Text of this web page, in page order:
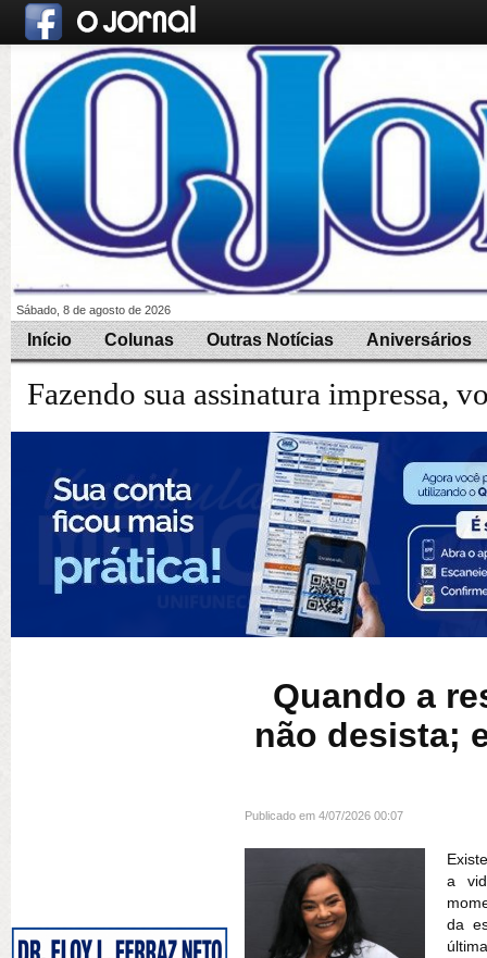
Sábado, 8 de agosto de 2026
Início Colunas Outras Notícias Aniversários
Fazendo sua assinatura impressa,
Quando a
não desista;
Publicado em 4/07/2026 00:07
a
da